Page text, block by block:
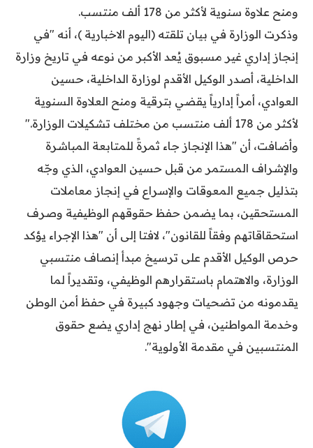
ومنح علاوة سنوية لأكثر من 178 ألف منتسب.
وذكرت الوزارة في بيان تلقته (اليوم الاخبارية )، أنه "في
إنجاز إداري غير مسبوق يُعد الأكبر من نوعه في تاريخ وزارة
الداخلية، أصدر الوكيل الأقدم لوزارة الداخلية، حسين
العوادي، أمراً إدارياً يقضي بترقية ومنح العلاوة السنوية
لأكثر من 178 ألف منتسب من مختلف تشكيلات الوزارة."
وأضافت، أن "هذا الإنجاز جاء ثمرةً للمتابعة المباشرة
والإشراف المستمر من قبل حسين العوادي، الذي وجّه
بتذليل جميع المعوقات والإسراع في إنجاز معاملات
المستحقين، بما يضمن حفظ حقوقهم الوظيفية وصرف
استحقاقاتهم وفقاً للقانون"، لافتا إلى أن "هذا الإجراء يؤكد
حرص الوكيل الأقدم على ترسيخ مبدأ إنصاف منتسبي
الوزارة، والاهتمام باستقرارهم الوظيفي، وتقديراً لما
يقدمونه من تضحيات وجهود كبيرة في حفظ أمن الوطن
وخدمة المواطنين، في إطار نهج إداري يضع حقوق
المنتسبين في مقدمة الأولوية".